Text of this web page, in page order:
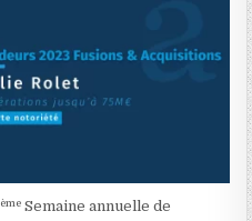
ème Semaine annuelle de